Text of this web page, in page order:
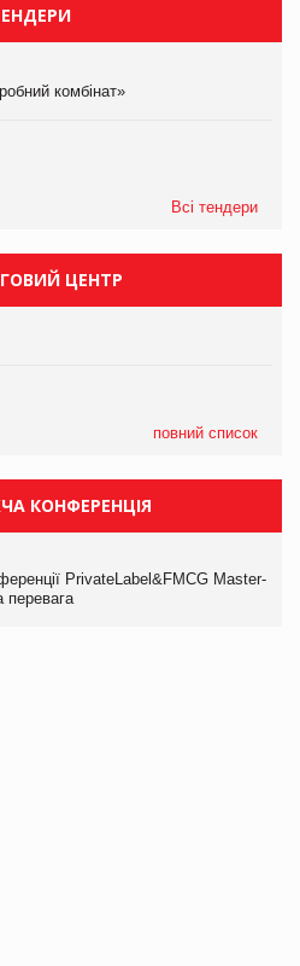
комбінат»
Всі тендери
ЦЕНТР
повний список
КОНФЕРЕНЦІЯ
PrivateLabel&FMCG Master-